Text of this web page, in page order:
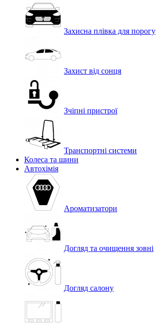
Захисна плівка для порогу
Захист від сонця
Зчіпні пристрої
Транспортні системи
Колеса та шини
Автохімія
Ароматизатори
Догляд та очищення зовні
Догляд салону